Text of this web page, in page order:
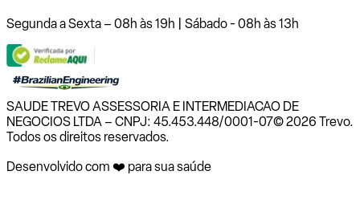
Segunda a Sexta – 08h às 19h | Sábado - 08h às 13h
SAUDE TREVO ASSESSORIA E INTERMEDIACAO DE
NEGOCIOS LTDA – CNPJ: 45.453.448/0001-07© 2026 Trevo.
Todos os direitos reservados.
Desenvolvido com ❤️ para sua saúde